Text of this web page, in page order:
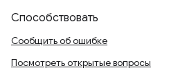
Способствовать
Сообщить об ошибке
Посмотреть открытые вопросы